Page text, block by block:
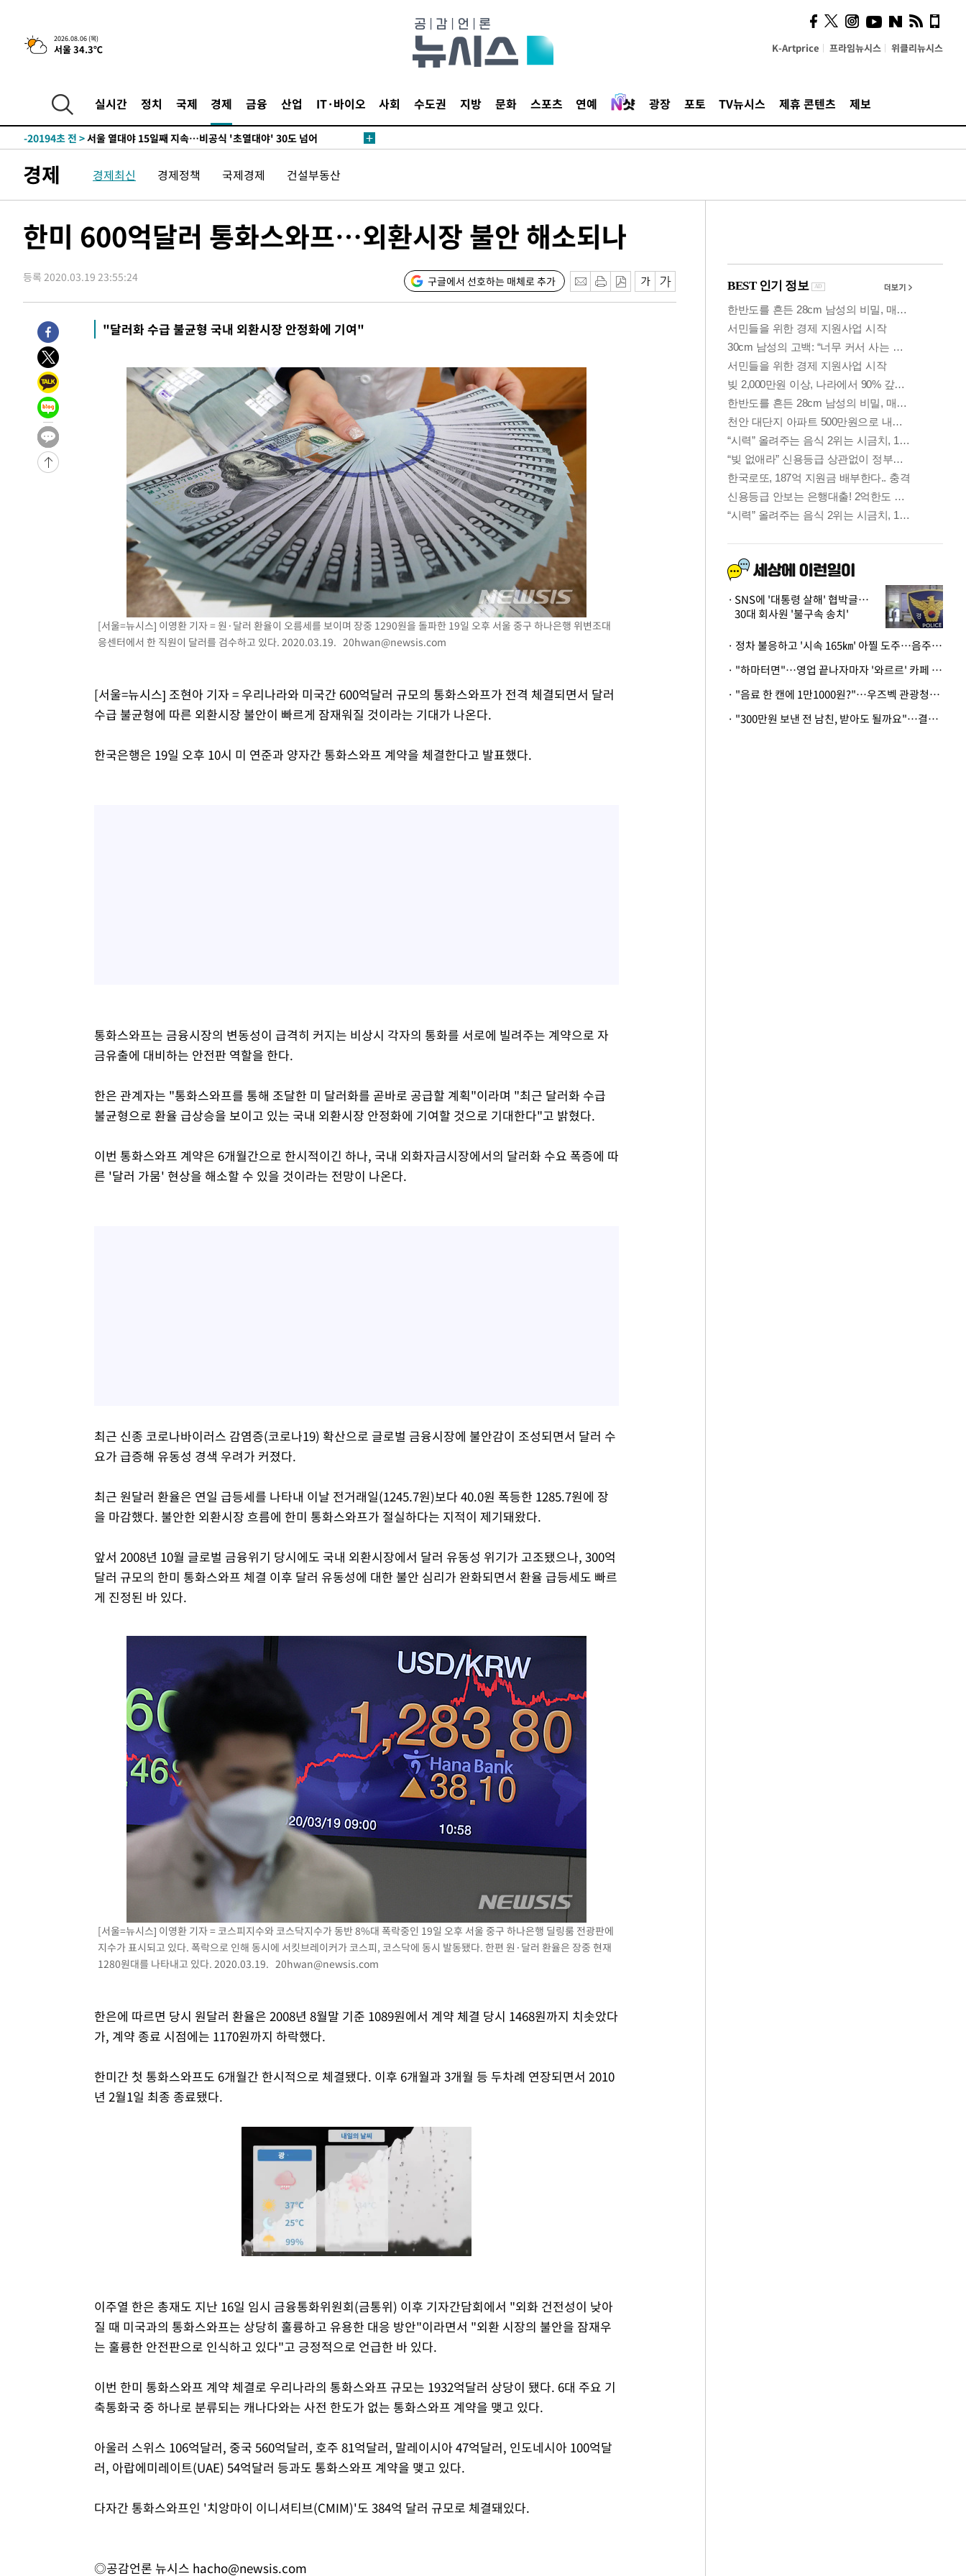
2026.08.06 (목)
서울 34.3℃ K-Artprice 프라임뉴시스 위클리뉴시스
실시간 정치 국제 경제 금융 산업 IT·바이오 사회 수도권 지방 문화 스포츠 연예 광장 포토 TV뉴시스 제휴 콘텐츠 제보
-25484초 전 >[속보]산업장관 "李정부, 원전 반대 안해…안정 전력 위해 불가피"
-24181초 전 >[속보]경찰, '홍명보 선임 논란' 대한축구협회·축구회관 등 압수수
-23361초 전 >
[속보]코스피 매도사이드카 발동…4%대 급락
-22633초 전 >
-20194초 전 >서울 열대야 15일째 지속…비공식 '초열대야' 30도 넘어
-18744초 전 >
[속보]코스피, 119.51포인트(1.81%) 내린 6478.75 개장
-15191초 전 >6월 경상수지 497.3억 달러…두 달 연속 사상 최대
-12504초 전 > 미 워싱턴주 스포캔 시의 통제불능 3개 산불, 방화선 일부 구축
우 0.49%↑
-3032초 전 >[속보] 이란 대통령 "지금 최고지도자와 소통하기가 매우 어려워" 취
3시간 전 >[속보] "이란-오만, 호르무즈 해협 통행 항로 합의" 이란 외무부 대변인
-29369초 전 >
내일까지 39도 '펄펄'…기상청 "태풍 지나며 폭염 잠시 꺾인다"
-29006초 전 >
트럼프, 한국계 진보 주지사 후보 맹공…"공산주의가 최대 위협"
-28984초 전 >
-25504초 전 >
[속보]산업장관 "李정부, 원전 반대 안해…안정 전력 위해 불가피"
-24201초 전 >
[속보]경찰, '홍명보 선임 논란' 대한축구협회·축구회관 등 압수수
-23588초 전 >
[속보]산업장관 "美무역법 제301조 과잉생산 결과 발표 8월 중 예
-23381초 전 >
[속보]코스피 매도사이드카 발동…4%대 급락
-22653초 전 >
[속보]전남광주 초대 시민추천 부시장에 백승주·윤난실
서울 열대야 15일째 지속…비공식 '초열대야' 30도 넘어
[속보]코스닥, 2.15포인트(0.27%) 내린 797.44 출발
[속보]코스피, 119.51포인트(1.81%) 내린 6478.75 개장
6월 경상수지 497.3억 달러…두 달 연속 사상 최대
서울 낮 39도 '폭염중대경보'…40도 관측 가능성도
미 워싱턴주 스포캔 시의 통제불능 3개 산불, 방화선 일부 구축
[속보] 호르무즈 해협 이란-오만 협상 기대속 뉴욕증시 혼조 마감 다
[속보] 이란 대통령 "지금 최고지도자와 소통하기가 매우 어려워" 취
[속보] "이란-오만, 호르무즈 해협 통행 항로 합의" 이란 외무부 대변인
경제 경제최신 경제정책 국제경제 건설부동산
한미 600억달러 통화스와프…외환시장 불안 해소되나
등록 2020.03.19 23:55:24 구글에서 선호하는 매체로 추가
"달러화 수급 불균형 국내 외환시장 안정화에 기여"
[서울=뉴시스] 이영환 기자 = 원·달러 환율이 오름세를 보이며 장중 1290원을 돌파한 19일 오후 서울 중구 하나은행 위변조대
응센터에서 한 직원이 달러를 검수하고 있다. 2020.03.19. 20hwan@newsis.com
[서울=뉴시스] 조현아 기자 = 우리나라와 미국간 600억달러 규모의 통화스와프가 전격 체결되면서 달러
수급 불균형에 따른 외환시장 불안이 빠르게 잠재워질 것이라는 기대가 나온다.
한국은행은 19일 오후 10시 미 연준과 양자간 통화스와프 계약을 체결한다고 발표했다.
통화스와프는 금융시장의 변동성이 급격히 커지는 비상시 각자의 통화를 서로에 빌려주는 계약으로 자
금유출에 대비하는 안전판 역할을 한다.
한은 관계자는 "통화스와프를 통해 조달한 미 달러화를 곧바로 공급할 계획"이라며 "최근 달러화 수급
불균형으로 환율 급상승을 보이고 있는 국내 외환시장 안정화에 기여할 것으로 기대한다"고 밝혔다.
이번 통화스와프 계약은 6개월간으로 한시적이긴 하나, 국내 외화자금시장에서의 달러화 수요 폭증에 따
른 '달러 가뭄' 현상을 해소할 수 있을 것이라는 전망이 나온다.
최근 신종 코로나바이러스 감염증(코로나19) 확산으로 글로벌 금융시장에 불안감이 조성되면서 달러 수
요가 급증해 유동성 경색 우려가 커졌다.
최근 원달러 환율은 연일 급등세를 나타내 이날 전거래일(1245.7원)보다 40.0원 폭등한 1285.7원에 장
을 마감했다. 불안한 외환시장 흐름에 한미 통화스와프가 절실하다는 지적이 제기돼왔다.
앞서 2008년 10월 글로벌 금융위기 당시에도 국내 외환시장에서 달러 유동성 위기가 고조됐으나, 300억
달러 규모의 한미 통화스와프 체결 이후 달러 유동성에 대한 불안 심리가 완화되면서 환율 급등세도 빠르
게 진정된 바 있다.
[서울=뉴시스] 이영환 기자 = 코스피지수와 코스닥지수가 동반 8%대 폭락중인 19일 오후 서울 중구 하나은행 딜링룸 전광판에
지수가 표시되고 있다. 폭락으로 인해 동시에 서킷브레이커가 코스피, 코스닥에 동시 발동됐다. 한편 원·달러 환율은 장중 현재
1280원대를 나타내고 있다. 2020.03.19. 20hwan@newsis.com
한은에 따르면 당시 원달러 환율은 2008년 8월말 기준 1089원에서 계약 체결 당시 1468원까지 치솟았다
가, 계약 종료 시점에는 1170원까지 하락했다.
한미간 첫 통화스와프도 6개월간 한시적으로 체결됐다. 이후 6개월과 3개월 등 두차례 연장되면서 2010
년 2월1일 최종 종료됐다.
Mute
이주열 한은 총재도 지난 16일 임시 금융통화위원회(금통위) 이후 기자간담회에서 "외화 건전성이 낮아
질 때 미국과의 통화스와프는 상당히 훌륭하고 유용한 대응 방안"이라면서 "외환 시장의 불안을 잠재우
는 훌륭한 안전판으로 인식하고 있다"고 긍정적으로 언급한 바 있다.
이번 한미 통화스와프 계약 체결로 우리나라의 통화스와프 규모는 1932억달러 상당이 됐다. 6대 주요 기
축통화국 중 하나로 분류되는 캐나다와는 사전 한도가 없는 통화스와프 계약을 맺고 있다.
아울러 스위스 106억달러, 중국 560억달러, 호주 81억달러, 말레이시아 47억달러, 인도네시아 100억달
러, 아랍에미레이트(UAE) 54억달러 등과도 통화스와프 계약을 맺고 있다.
다자간 통화스와프인 '치앙마이 이니셔티브(CMIM)'도 384억 달러 규모로 체결돼있다.
◎공감언론 뉴시스 hacho@newsis.com
계…'고급 가요'의 주체적
영토
SNS에 '대통령 살해' 협박글…
30대 회사원 '불구속 송치'
· 정차 불응하고 '시속 165㎞' 아찔 도주…음주운전자 체포
· "하마터면"…영업 끝나자마자 '와르르' 카페 테라스 덮친 대리석 외벽
· "음료 한 캔에 1만1000원?"…우즈벡 관광청까지 나섰다, 유튜버 폭로 후폭풍
· "300만원 보낸 전 남친, 받아도 될까요"…결혼 앞둔 예비신부의 뜻밖 고충